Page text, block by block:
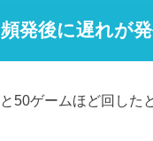
発後に遅れが
50ゲームほど回した